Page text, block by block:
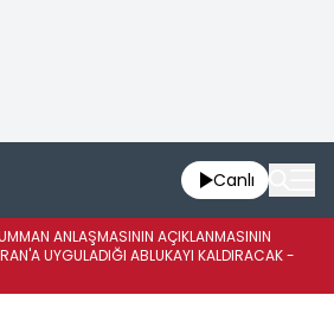
Canlı
ANLAŞMASININ AÇIKLANMASININ
UYGULADIĞI ABLUKAYI KALDIRACAK -